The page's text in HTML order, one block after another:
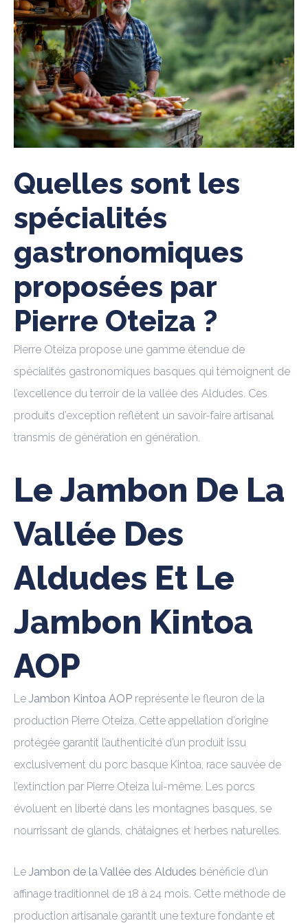
Quelles sont les
spécialités
gastronomiques
proposées par
Pierre Oteiza ?
Pierre Oteiza propose une gamme étendue de
spécialités gastronomiques basques qui témoignent de
l’excellence du terroir de la vallée des Aldudes. Ces
produits d’exception reflètent un savoir-faire artisanal
transmis de génération en génération.
Le Jambon De La
Vallée Des
Aldudes Et Le
Jambon Kintoa
AOP
Le Jambon Kintoa AOP représente le fleuron de la
production Pierre Oteiza. Cette appellation d’origine
protégée garantit l’authenticité d’un produit issu
exclusivement du porc basque Kintoa, race sauvée de
l’extinction par Pierre Oteiza lui-même. Les porcs
évoluent en liberté dans les montagnes basques, se
nourrissant de glands, châtaignes et herbes naturelles.
Le Jambon de la Vallée des Aldudes bénéficie d’un
affinage traditionnel de 18 à 24 mois. Cette méthode de
production artisanale garantit une texture fondante et